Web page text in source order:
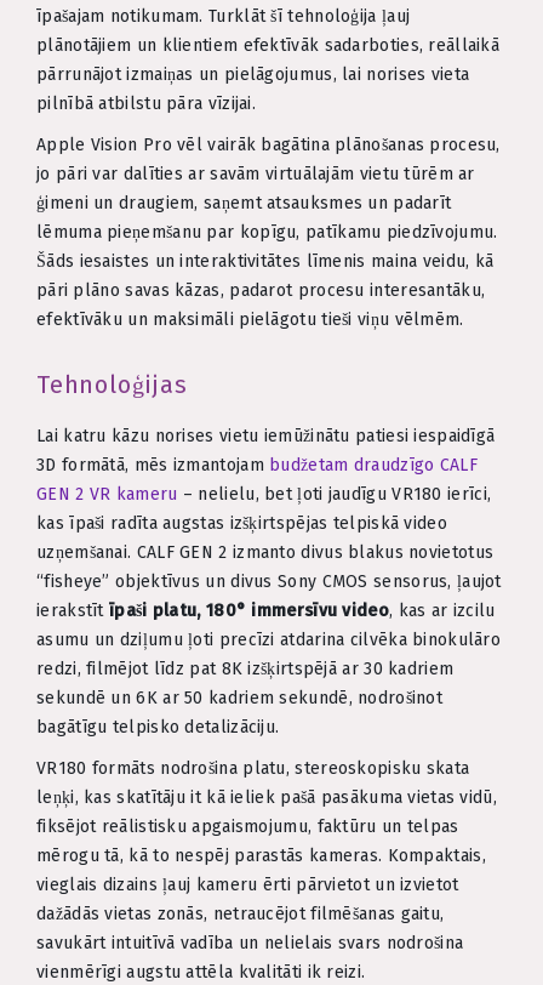
īpašajam notikumam. Turklāt šī tehnoloģija ļauj
plānotājiem un klientiem efektīvāk sadarboties, reāllaikā
pārrunājot izmaiņas un pielāgojumus, lai norises vieta
pilnībā atbilstu pāra vīzijai.
Apple Vision Pro vēl vairāk bagātina plānošanas procesu,
jo pāri var dalīties ar savām virtuālajām vietu tūrēm ar
ģimeni un draugiem, saņemt atsauksmes un padarīt
lēmuma pieņemšanu par kopīgu, patīkamu piedzīvojumu.
Šāds iesaistes un interaktivitātes līmenis maina veidu, kā
pāri plāno savas kāzas, padarot procesu interesantāku,
efektīvāku un maksimāli pielāgotu tieši viņu vēlmēm.
Tehnoloģijas
Lai katru kāzu norises vietu iemūžinātu patiesi iespaidīgā
3D formātā, mēs izmantojam budžetam draudzīgo CALF
GEN 2 VR kameru – nelielu, bet ļoti jaudīgu VR180 ierīci,
kas īpaši radīta augstas izšķirtspējas telpiskā video
uzņemšanai. CALF GEN 2 izmanto divus blakus novietotus
“fisheye” objektīvus un divus Sony CMOS sensorus, ļaujot
ierakstīt īpaši platu, 180° immersīvu video, kas ar izcilu
asumu un dziļumu ļoti precīzi atdarina cilvēka binokulāro
redzi, filmējot līdz pat 8K izšķirtspējā ar 30 kadriem
sekundē un 6K ar 50 kadriem sekundē, nodrošinot
bagātīgu telpisko detalizāciju.
VR180 formāts nodrošina platu, stereoskopisku skata
leņķi, kas skatītāju it kā ieliek pašā pasākuma vietas vidū,
fiksējot reālistisku apgaismojumu, faktūru un telpas
mērogu tā, kā to nespēj parastās kameras. Kompaktais,
vieglais dizains ļauj kameru ērti pārvietot un izvietot
dažādās vietas zonās, netraucējot filmēšanas gaitu,
savukārt intuitīvā vadība un nelielais svars nodrošina
vienmērīgi augstu attēla kvalitāti ik reizi.